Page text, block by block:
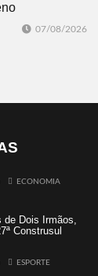
07/08/2026
ECONOMIA
de Dois Irmãos,
Construsul
ESPORTE